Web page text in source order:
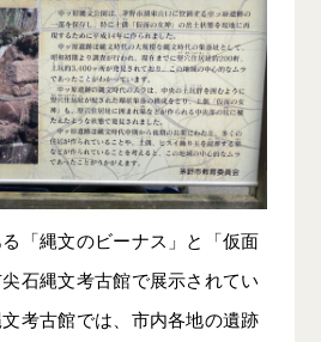
「縄文のビーナス」と「仮面
石縄文考古館で展示されてい
考古館では、市内各地の遺跡